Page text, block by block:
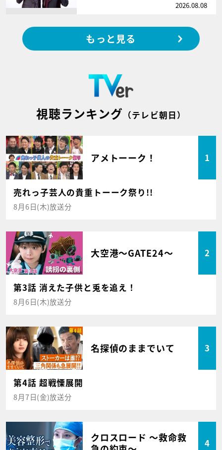
2026.08.08
もっと見る
視聴ランキング （テレビ朝日）
アメトーーク！ 1
売れっ子芸人の貴重トーーク祭り!!
8月6日(木)放送分
大空港～GATE24～ 2
第3話 消えた子供と兎を追え！
8月6日(木)放送分
名探偵のままでいて 3
第4話 超戦慄展開
8月7日(金)放送分
クロスロード ～救命救
4